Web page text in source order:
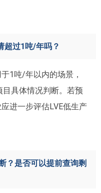
超过1吨/年吗？
1吨/年以内的场景，
目具体情况判断。若预
进一步评估LVE低生产
？是否可以提前查询剩